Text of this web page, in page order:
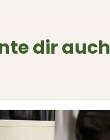
dir auch